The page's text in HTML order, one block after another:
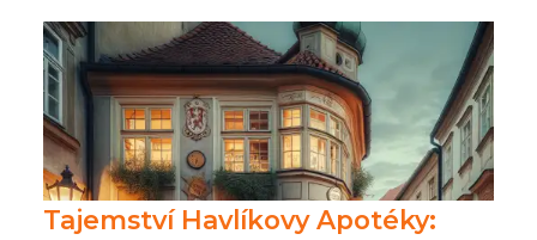
Tajemství Havlíkovy Apotéky: